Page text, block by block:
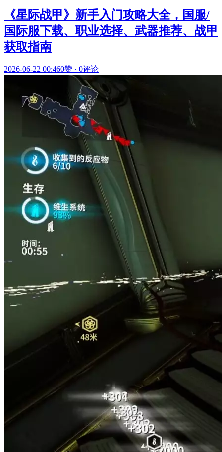
《星际战甲》新手入门攻略大全，国服/
国际服下载、职业选择、武器推荐、战甲
获取指南
2026-06-22 00:460赞 · 0评论